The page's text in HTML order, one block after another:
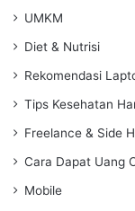
UMKM
Diet & Nutrisi
Rekomendasi
Tips Kesehatan
Freelance & Side
Cara Dapat Uang
Mobile